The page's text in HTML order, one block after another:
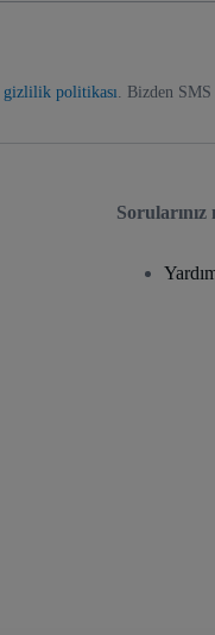
gizlilik politikası . Bizden
Sorularınız